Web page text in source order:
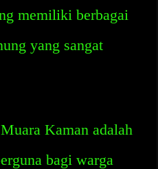
memiliki berbagai
yang sangat
Kaman adalah
bagi warga